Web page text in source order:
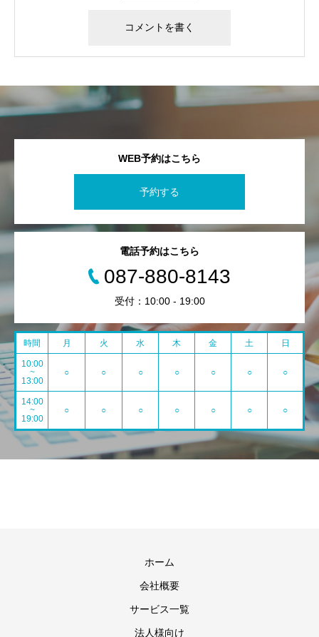
WEB予約はこちら
予約する
電話予約はこちら
087-880-8143
受付：10:00 - 19:00
時間 月 火 水 木 金 土 日
10:00
~
13:00
○ ○ ○ ○ ○ ○ ○
14:00
~
19:00
○ ○ ○ ○ ○ ○ ○
ホーム
会社概要
サービス一覧
法人様向け